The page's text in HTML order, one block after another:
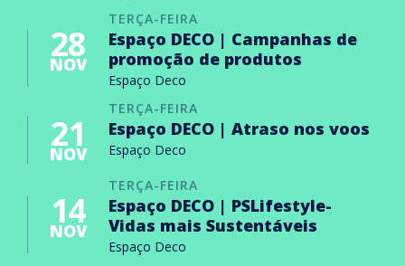
TERÇA-FEIRA
28
NOV
Espaço DECO | Campanhas de
promoção de produtos
Espaço Deco
TERÇA-FEIRA
21
NOV
Espaço DECO | Atraso nos voos
Espaço Deco
TERÇA-FEIRA
14
NOV
Espaço DECO | PSLifestyle-
Vidas mais Sustentáveis
Espaço Deco